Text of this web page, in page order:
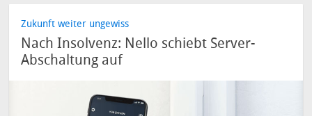
Zukunft weiter ungewiss
Nach Insolvenz: Nello schiebt Server-
Abschaltung auf